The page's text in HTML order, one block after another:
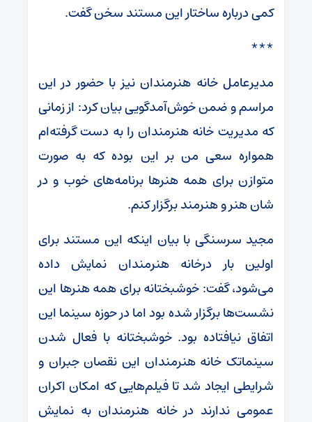
کمی درباره ساختار این مستند سخن گفت.
***
مدیرعامل خانه هنرمندان نیز با حضور در این
مراسم و ضمن خوش‌آمدگویی بیان کرد: از زمانی
که مدیریت خانه هنرمندان را به دست گرفته‌ام
همواره سعی من بر این بوده که به صورت
متوازن برای همه هنرها برنامه‌های خوب و در
شان هنر و هنرمند برگزار کنم.
مجید سرسنگی با بیان اینکه این مستند برای
اولین بار درخانه هنرمندان نمایش داده
می‌شود، گفت: خوشبختانه برای همه هنرها این
نشست‌ها برگزار شده بود اما در حوزه سینما این
اتفاق نیافتاده بود. خوشبختانه با فعال شدن
سینماتک خانه هنرمندان این نقصان جبران و
شرایطی ایجاد شد تا فیلم‌هایی که امکان اکران
عمومی ندارند در خانه هنرمندان به نمایش